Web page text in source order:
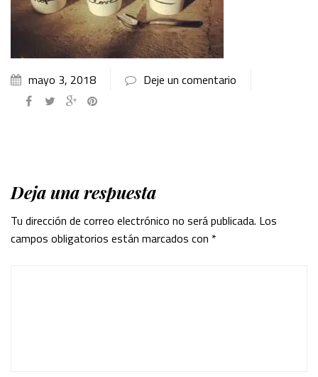
mayo 3, 2018 Deje un comentario
Deja una respuesta
Tu dirección de correo electrónico no será publicada. Los
campos obligatorios están marcados con *